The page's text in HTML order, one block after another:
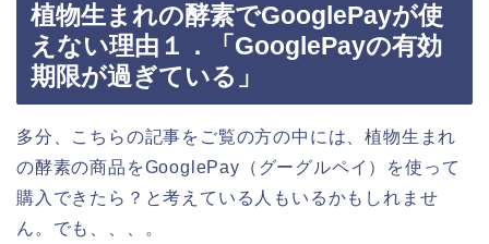
植物生まれの酵素でGooglePayが使
えない理由１．「GooglePayの有効
期限が過ぎている」
多分、こちらの記事をご覧の方の中には、植物生まれ
の酵素の商品をGooglePay（グーグルペイ）を使って
購入できたら？と考えている人もいるかもしれませ
ん。でも、、、。